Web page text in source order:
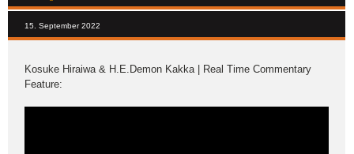
15. September 2022
Kosuke Hiraiwa & H.E.Demon Kakka | Real Time Commentary
Feature: